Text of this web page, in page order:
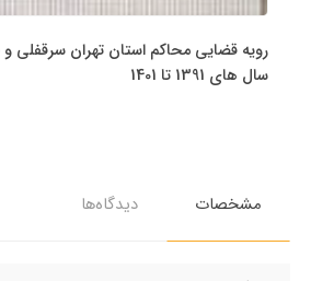
رویه قضایی محاکم استان تهران
سال های 1391 تا 1401
مشخصات دیدگاه‌ها